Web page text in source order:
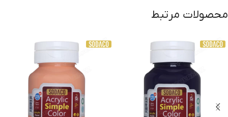
محصولات مرتبط